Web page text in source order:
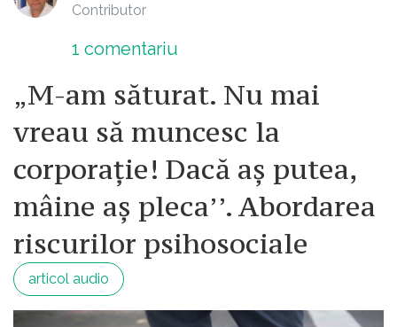
Contributor
1 comentariu
„M-am săturat. Nu mai
vreau să muncesc la
corporație! Dacă aș putea,
mâine aș pleca’’. Abordarea
riscurilor psihosociale
articol audio